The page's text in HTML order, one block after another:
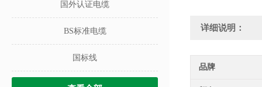
国外认证电缆
BS标准电缆
国标线
详细说明：
品牌